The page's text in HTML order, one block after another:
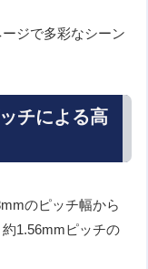
ジで多彩なシーン
チによる高
のピッチ幅から
1.56mmピッチの